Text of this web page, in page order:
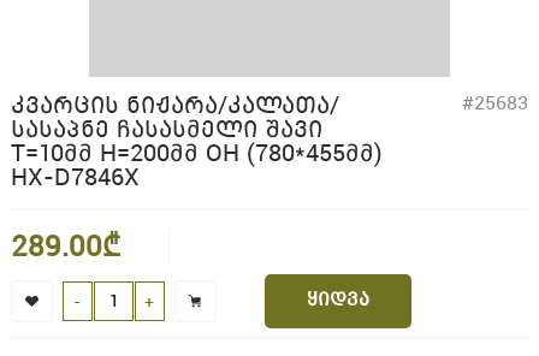
ᲙᲕᲐᲠᲪᲘᲡ ᲜᲘᲟᲐᲠᲐ/ᲙᲐᲚᲐᲗᲐ/
ᲡᲐᲡᲐᲞᲜᲔ ᲩᲐᲡᲐᲡᲛᲔᲚᲘ ᲨᲐᲕᲘ
T=10ᲛᲛ H=200ᲛᲛ OH (780*455ᲛᲛ)
HX-D7846X
#25683
289.00₾
- + ყიდვა